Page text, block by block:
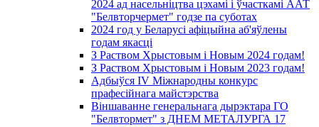
2024 ад насельніцтва цэхамі і ўчасткамі ААТ
"Белвторчермет" годзе па суботах
2024 год у Беларусі афіцыйна аб'яўлены
годам якасці
З Раством Хрыстовым і Новым 2024 годам!
З Раством Хрыстовым і Новым 2023 годам!
Адбыўся IV Міжнародны конкурс
прафесійнага майстэрства
Віншаванне генеральнага дырэктара ГО
"Белвтормет" з ДНЕМ МЕТАЛУРГА 17